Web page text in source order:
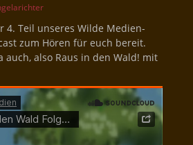
4. Teil unseres Wilde Medien-
zum Hören für euch bereit.
auch, also Raus in den Wald! mit